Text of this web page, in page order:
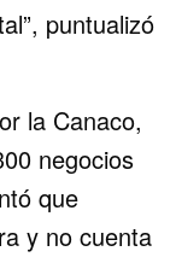
puntualizó
la Canaco,
negocios
que
y no cuenta